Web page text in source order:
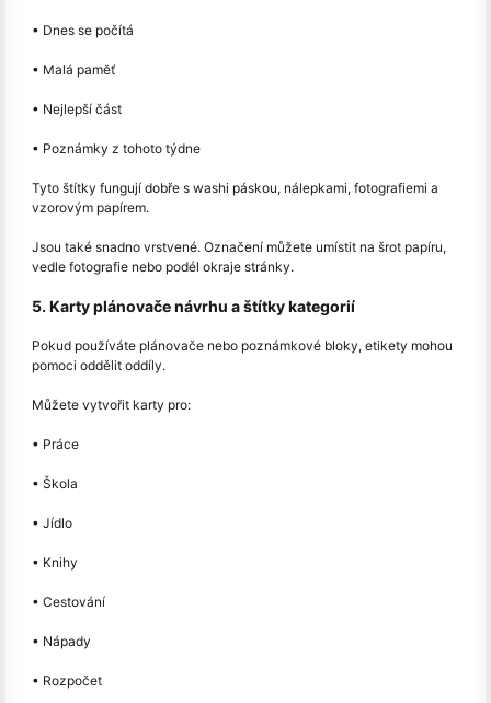
• Dnes se počítá
• Malá paměť
• Nejlepší část
• Poznámky z tohoto týdne
Tyto štítky fungují dobře s washi páskou, nálepkami, fotografiemi a
vzorovým papírem.
Jsou také snadno vrstvené. Označení můžete umístit na šrot papíru,
vedle fotografie nebo podél okraje stránky.
5. Karty plánovače návrhu a štítky kategorií
Pokud používáte plánovače nebo poznámkové bloky, etikety mohou
pomoci oddělit oddíly.
Můžete vytvořit karty pro:
• Práce
• Škola
• Jídlo
• Knihy
• Cestování
• Nápady
• Rozpočet